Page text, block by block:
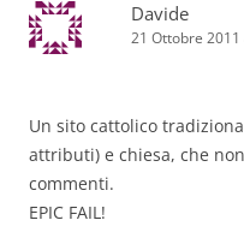
Davide
21 Ottobre 2011
Un sito cattolico
attributi) e chiesa, che
commenti.
EPIC FAIL!